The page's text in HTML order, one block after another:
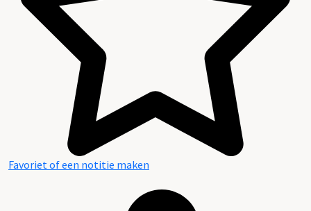
Favoriet of een notitie maken